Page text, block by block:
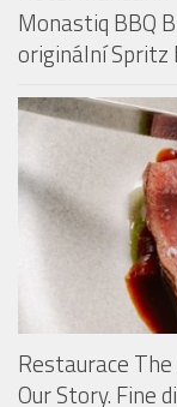
Hotel
Monastiq
originální Spritz